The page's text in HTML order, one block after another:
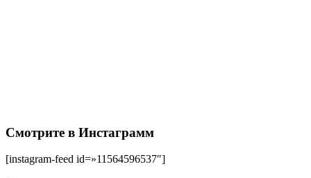
Смотрите в Инстаграмм
[instagram-feed id=»11564596537″]